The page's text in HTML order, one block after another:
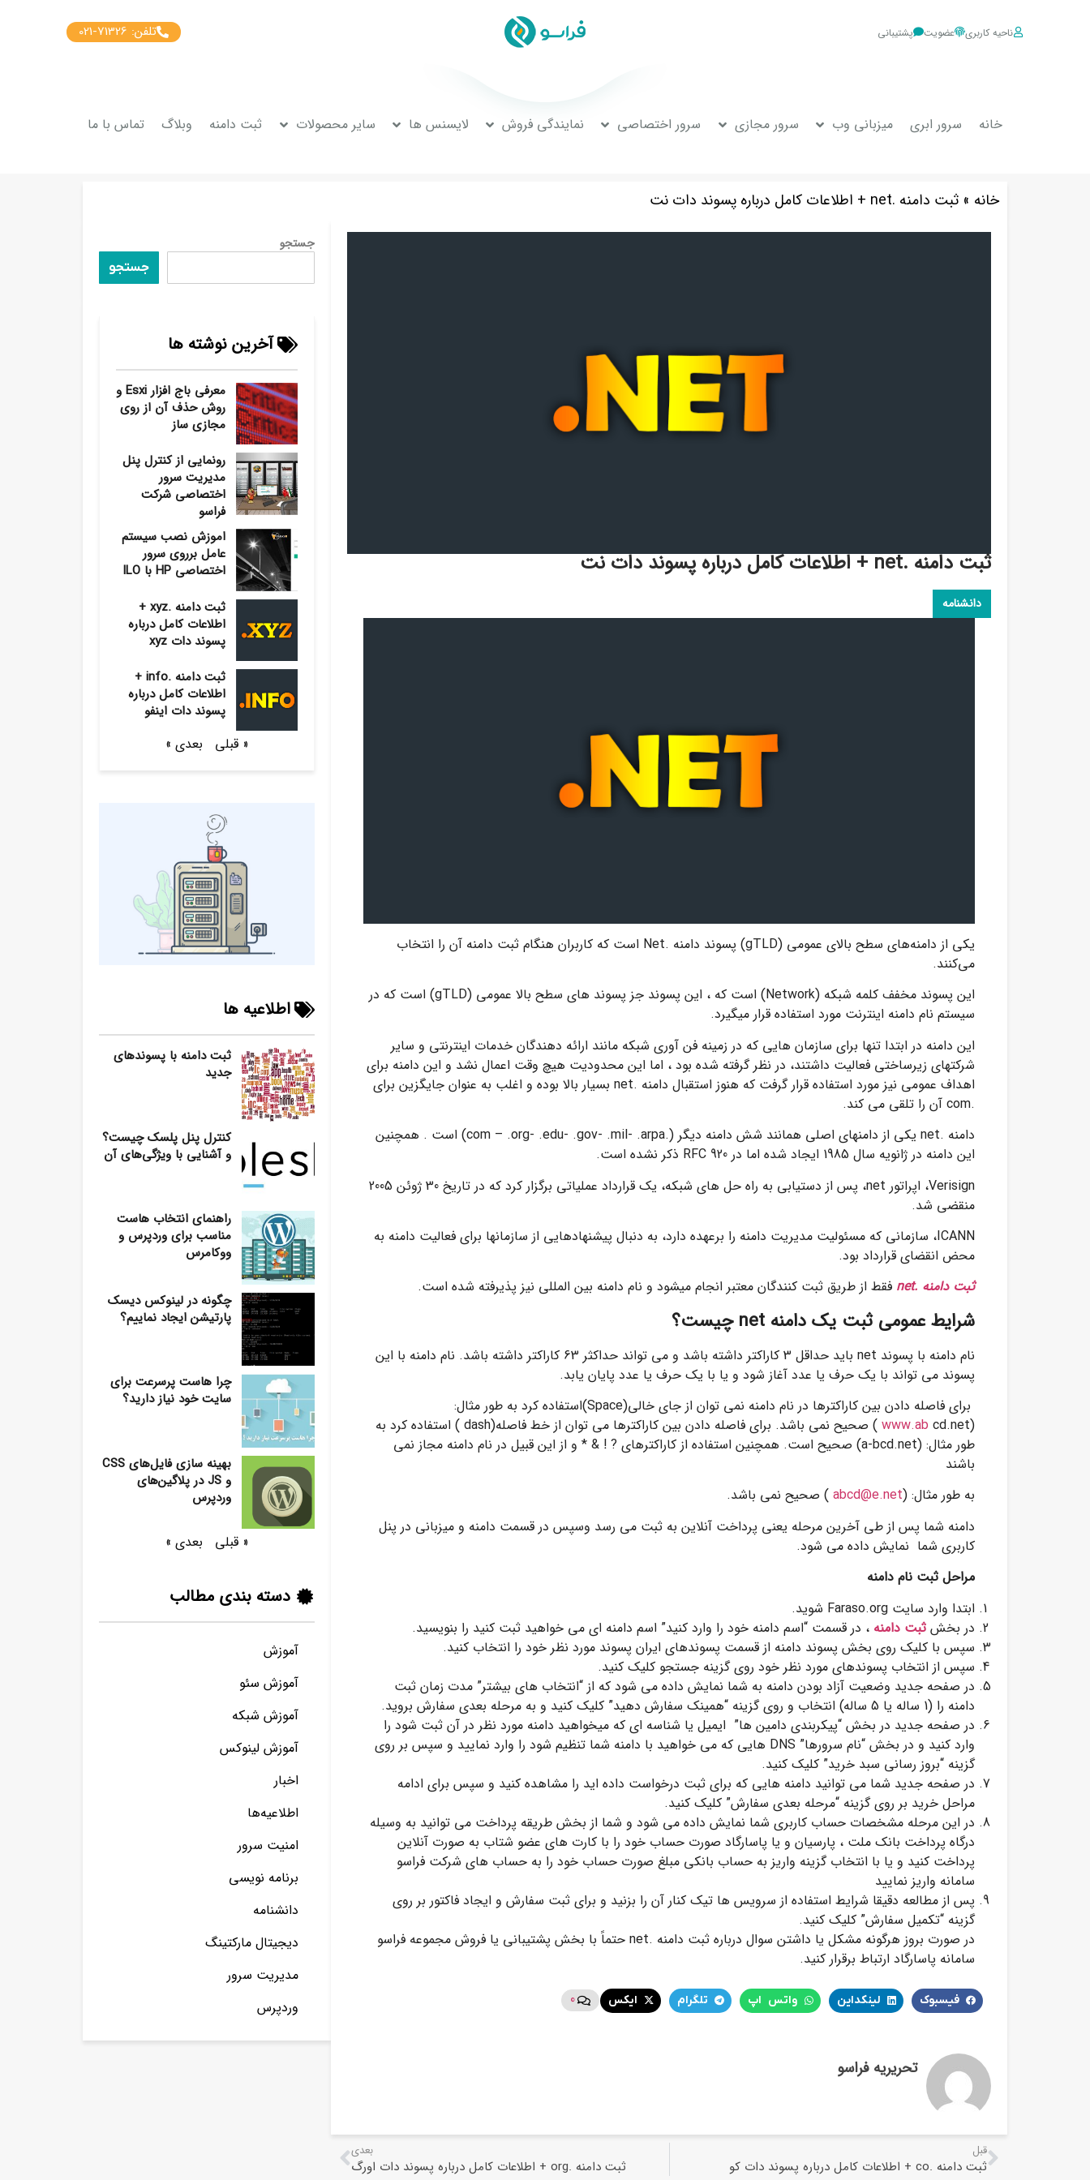
ناحیه کاربری عضویت پشتیبانی تلفن: 71326-021
خانه سرور ابری میزبانی وب سرور مجازی سرور اختصاصی نمایندگی فروش لایسنس ها سایر محصولات ثبت دامنه وبلاگ تماس با ما
خانه » ثبت دامنه .net + اطلاعات کامل درباره پسوند دات نت
جستجو
جستجو
آخرین نوشته ها
معرفی باج افزار Esxi و
روش حذف آن از روی
مجازی ساز
رونمایی از کنترل پنل
مدیریت سرور
اختصاصی شرکت
فراسو
اموزش نصب سیستم
عامل برروی سرور
اختصاصی HP با ILO
ثبت دامنه .xyz +
اطلاعات کامل درباره
پسوند دات xyz
ثبت دامنه .info +
اطلاعات کامل درباره
پسوند دات اینفو
« قبلی بعدی »
اطلاعیه ها
ثبت دامنه با پسوندهای
جدید
کنترل پنل پلسک چیست؟
و آشنایی با ویژگی‌های آن
راهنمای انتخاب هاست
مناسب برای وردپرس و
ووکامرس
چگونه در لینوکس دیسک
پارتیشن ایجاد نماییم؟
چرا هاست پرسرعت برای
سایت خود نیاز دارید؟
بهینه سازی فایل‌های CSS
و JS در پلاگین‌های
وردپرس
« قبلی بعدی »
دسته بندی مطالب
آموزش
آموزش سئو
آموزش شبکه
آموزش لینوکس
اخبار
اطلاعیه‌ها
امنیت سرور
برنامه نویسی
دانشنامه
دیجیتال مارکتینگ
مدیریت سرور
وردپرس
ثبت دامنه .net + اطلاعات کامل درباره پسوند دات نت
دانشنامه
یکی از دامنه‌های سطح بالای عمومی (gTLD) پسوند دامنه .Net است که کاربران هنگام ثبت دامنه آن را انتخاب
می‌کنند.
این پسوند مخفف کلمه شبکه (Network) است که ، این پسوند جز پسوند های سطح بالا عمومی (gTLD) است که در
سیستم نام دامنه اینترنت مورد استفاده قرار میگیرد.
این دامنه در ابتدا تنها برای سازمان هایی که در زمینه فن آوری شبکه مانند ارائه دهندگان خدمات اینترنتی و سایر
شرکت­های زیرساختی فعالیت داشتند، در نظر گرفته شده بود ، اما این محدودیت هیچ وقت اعمال نشد و این دامنه برای
اهداف عمومی نیز مورد استفاده قرار گرفت که هنوز استقبال دامنه .net بسیار بالا بوده و اغلب به عنوان جایگزین برای
.com آن را تلقی می کند.
دامنه .net یکی از دامنهای اصلی همانند شش دامنه دیگر (.com – .org- .edu- .gov- .mil- .arpa) است . همچنین
این دامنه در ژانویه سال 1985 ایجاد شده اما در RFC 920 ذکر نشده است.
Verisign، اپراتور net، پس از دستیابی به راه حل های شبکه، یک قرارداد عملیاتی برگزار کرد که در تاریخ 30 ژوئن 2005
منقضی شد.
ICANN، سازمانی که مسئولیت مدیریت دامنه را برعهده دارد، به دنبال پیشنهادهایی از سازمان­ها برای فعالیت دامنه به
محض انقضای قرارداد بود.
ثبت دامنه .net
فقط از طریق ثبت کنندگان معتبر انجام می­شود و نام دامنه بین المللی نیز پذیرفته شده است.
شرایط عمومی ثبت یک دامنه net چیست؟
نام دامنه با پسوند net باید حداقل 3 کاراکتر داشته باشد و می تواند حداکثر 63 کاراکتر داشته باشد. نام دامنه با این
پسوند می تواند با یک حرف یا عدد آغاز شود و یا با یک حرف یا عدد پایان یابد.
برای فاصله دادن بین کاراکترها در نام دامنه نمی توان از جای خالی(Space)استفاده کرد به طور مثال:
(
www.ab
cd.net ) صحیح نمی باشد. برای فاصله دادن بین کاراکترها می توان از خط فاصله(dash ) استفاده کرد به
طور مثال: (a-bcd.net) صحیح است. همچنین استفاده از کاراکترهای ? ! & * و از این قبیل در نام دامنه مجاز نمی
باشند
به طور مثال: (abcd@e.net ) صحیح نمی باشد.
دامنه شما پس از طی آخرین مرحله یعنی پرداخت آنلاین به ثبت می رسد وسپس در قسمت دامنه و میزبانی در پنل
کاربری شما نمایش داده می شود.
مراحل ثبت نام دامنه
ابتدا وارد سایت Faraso.org شوید.
در بخش ثبت دامنه ، در قسمت “اسم دامنه خود را وارد کنید” اسم دامنه ای می خواهید ثبت کنید را بنویسید.
سپس با کلیک روی بخش پسوند دامنه از قسمت پسوندهای ایران پسوند مورد نظر خود را انتخاب کنید.
سپس از انتخاب پسوندهای مورد نظر خود روی گزینه جستجو کلیک کنید.
در صفحه جدید وضعیت آزاد بودن دامنه به شما نمایش داده می شود که از “انتخاب های بیشتر” مدت زمان ثبت
دامنه را (1 ساله یا 5 ساله) انتخاب و روی گزینه “همینک سفارش دهید” کلیک کنید و به مرحله بعدی سفارش بروید.
در صفحه جدید در بخش “پیکربندی دامین ها” ایمیل یا شناسه ای که میخواهید دامنه مورد نظر در آن ثبت شود را
وارد کنید و در بخش “نام سرورها” DNS هایی که می خواهید با دامنه شما تنظیم شود را وارد نمایید و سپس بر روی
گزینه “بروز رسانی سبد خرید” کلیک کنید.
در صفحه جدید شما می توانید دامنه هایی که برای ثبت درخواست داده اید را مشاهده کنید و سپس برای ادامه
مراحل خرید بر روی گزینه “مرحله بعدی سفارش” کلیک کنید.
در این مرحله مشخصات حساب کاربری شما نمایش داده می شود و شما از بخش طریقه پرداخت می توانید به وسیله
درگاه پرداخت بانک ملت ، پارسیان و یا پاسارگاد صورت حساب خود را با کارت های عضو شتاب به صورت آنلاین
پرداخت کنید و یا با انتخاب گزینه واریز به حساب بانکی مبلغ صورت حساب خود را به حساب های شرکت فراسو
سامانه واریز نمایید
پس از مطالعه دقیقا شرایط استفاده از سرویس ها تیک کنار آن را بزنید و برای ثبت سفارش و ایجاد فاکتور بر روی
گزینه “تکمیل سفارش” کلیک کنید.
در صورت بروز هرگونه مشکل یا داشتن سوال درباره ثبت دامنه .net حتماً با بخش پشتیبانی یا فروش مجموعه فراسو
سامانه پاسارگاد ارتباط برقرار کنید.
فیسبوک لینکداین واتس اپ تلگرام ایکس 0
تحریریه فراسو
قبل
ثبت دامنه .co + اطلاعات کامل درباره پسوند دات کو
بعدی
ثبت دامنه .org + اطلاعات کامل درباره پسوند دات اورگ